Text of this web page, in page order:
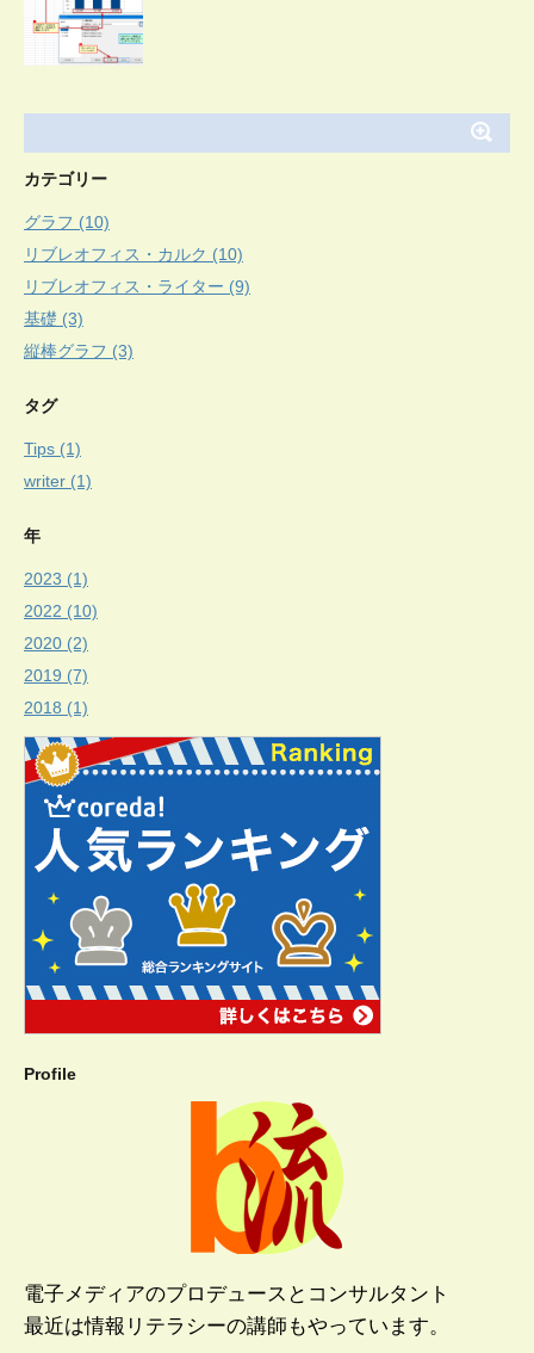
カテゴリー
グラフ (10)
リブレオフィス・カルク (10)
リブレオフィス・ライター (9)
基礎 (3)
縦棒グラフ (3)
タグ
Tips (1)
writer (1)
年
2023 (1)
2022 (10)
2020 (2)
2019 (7)
2018 (1)
Profile
電子メディアのプロデュースとコンサルタント
最近は情報リテラシーの講師もやっています。